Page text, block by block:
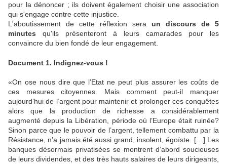
pour la dénoncer ; ils doivent également choisir une association
qui s'engage contre cette injustice.
L'aboutissement de cette réflexion sera un discours de 5
minutes qu'ils présenteront à leurs camarades pour les
convaincre du bien fondé de leur engagement.
Document 1. Indignez-vous !
«On ose nous dire que l’Etat ne peut plus assurer les coûts de
ces mesures citoyennes. Mais comment peut-il manquer
aujourd’hui de l’argent pour maintenir et prolonger ces conquêtes
alors que la production de richesse a considérablement
augmenté depuis la Libération, période où l’Europe était ruinée?
Sinon parce que le pouvoir de l’argent, tellement combattu par la
Résistance, n’a jamais été aussi grand, insolent, égoïste. […] Les
banques désormais privatisées se montrent d’abord soucieuses
de leurs dividendes, et des très hauts salaires de leurs dirigeants,